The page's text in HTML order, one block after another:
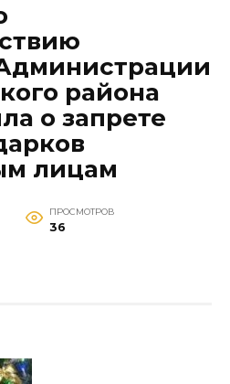
района
о запрете
лицам
ПРОСМОТРОВ
36